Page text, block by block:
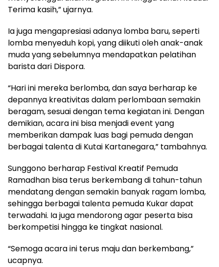
Terima kasih,” ujarnya.
Ia juga mengapresiasi adanya lomba baru, seperti
lomba menyeduh kopi, yang diikuti oleh anak-anak
muda yang sebelumnya mendapatkan pelatihan
barista dari Dispora.
“Hari ini mereka berlomba, dan saya berharap ke
depannya kreativitas dalam perlombaan semakin
beragam, sesuai dengan tema kegiatan ini. Dengan
demikian, acara ini bisa menjadi event yang
memberikan dampak luas bagi pemuda dengan
berbagai talenta di Kutai Kartanegara,” tambahnya.
Sunggono berharap Festival Kreatif Pemuda
Ramadhan bisa terus berkembang di tahun-tahun
mendatang dengan semakin banyak ragam lomba,
sehingga berbagai talenta pemuda Kukar dapat
terwadahi. Ia juga mendorong agar peserta bisa
berkompetisi hingga ke tingkat nasional.
“Semoga acara ini terus maju dan berkembang,”
ucapnya.